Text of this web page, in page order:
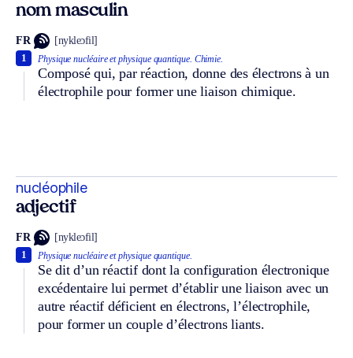
nom masculin
FR [nykleɔfil]
Physique nucléaire et physique quantique. Chimie.
Composé qui, par réaction, donne des électrons à un
électrophile pour former une liaison chimique.
1
nucléophile
adjectif
FR [nykleɔfil]
Physique nucléaire et physique quantique.
Se dit d’un réactif dont la configuration électronique
excédentaire lui permet d’établir une liaison avec un
autre réactif déficient en électrons, l’électrophile,
pour former un couple d’électrons liants.
1